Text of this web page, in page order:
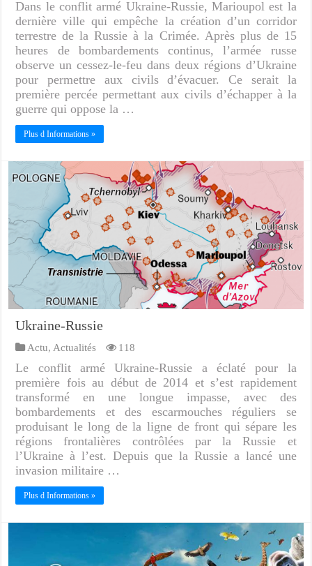
Dans le conflit armé Ukraine-Russie, Marioupol est la
dernière ville qui empêche la création d’un corridor
terrestre de la Russie à la Crimée. Après plus de 15
heures de bombardements continus, l’armée russe
observe un cessez-le-feu dans deux régions d’Ukraine
pour permettre aux civils d’évacuer. Ce serait la
première percée permettant aux civils d’échapper à la
guerre qui oppose la …
Plus d Informations »
Ukraine-Russie
Actu, Actualités 118
Le conflit armé Ukraine-Russie a éclaté pour la
première fois au début de 2014 et s’est rapidement
transformé en une longue impasse, avec des
bombardements et des escarmouches réguliers se
produisant le long de la ligne de front qui sépare les
régions frontalières contrôlées par la Russie et
l’Ukraine à l’est. Depuis que la Russie a lancé une
invasion militaire …
Plus d Informations »